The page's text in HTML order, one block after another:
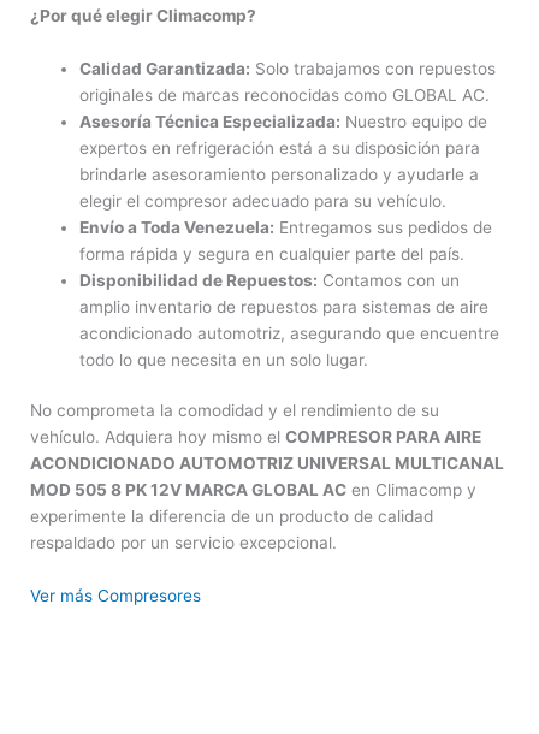
¿Por qué elegir Climacomp?
Calidad Garantizada: Solo trabajamos con repuestos
originales de marcas reconocidas como GLOBAL AC.
Asesoría Técnica Especializada: Nuestro equipo de
expertos en refrigeración está a su disposición para
brindarle asesoramiento personalizado y ayudarle a
elegir el compresor adecuado para su vehículo.
Envío a Toda Venezuela: Entregamos sus pedidos de
forma rápida y segura en cualquier parte del país.
Disponibilidad de Repuestos: Contamos con un
amplio inventario de repuestos para sistemas de aire
acondicionado automotriz, asegurando que encuentre
todo lo que necesita en un solo lugar.
No comprometa la comodidad y el rendimiento de su
vehículo. Adquiera hoy mismo el COMPRESOR PARA AIRE
ACONDICIONADO AUTOMOTRIZ UNIVERSAL MULTICANAL
MOD 505 8 PK 12V MARCA GLOBAL AC en Climacomp y
experimente la diferencia de un producto de calidad
respaldado por un servicio excepcional.
Ver más Compresores